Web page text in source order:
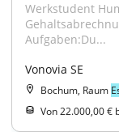
Werkstudent
Aufgaben:Du...
Vonovia SE
Bochum, Raum
Von 22.000,00 €